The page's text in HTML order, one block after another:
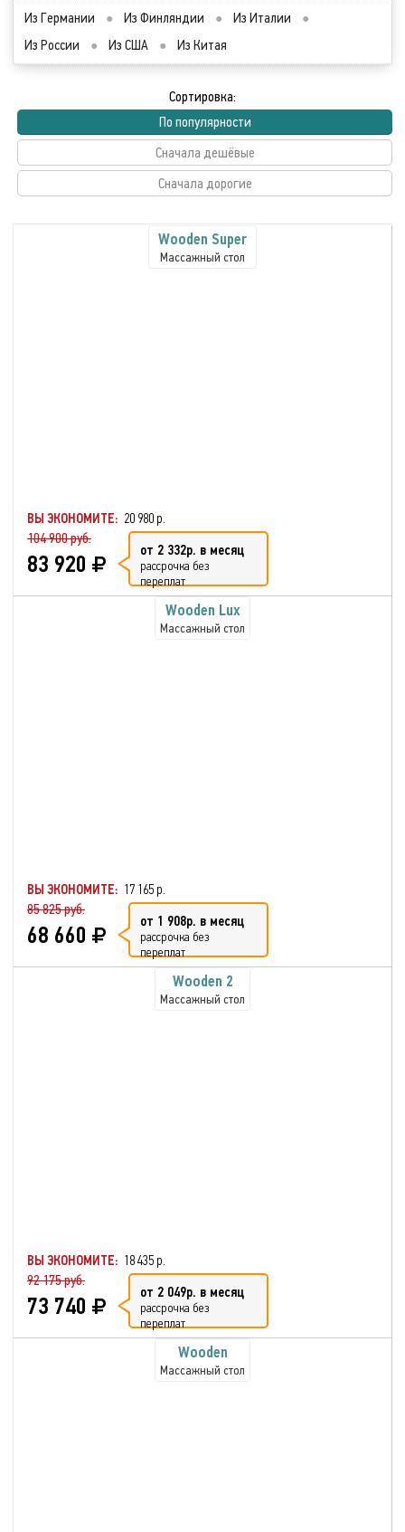
Из Германии ● Из Финляндии ● Из Италии
●
Из России
● Из США ● Из Китая
Сортировка:
По популярности
Сначала дешёвые
Сначала дорогие
Wooden Super
Массажный стол
ВЫ ЭКОНОМИТЕ: 20 980 р.
104 900 руб.
83 920 от 2 332р. в месяц
рассрочка без
переплат
Wooden Lux
Массажный стол
ВЫ ЭКОНОМИТЕ: 17 165 р.
85 825 руб.
68 660 от 1 908р. в месяц
рассрочка без
переплат
Wooden 2
Массажный стол
ВЫ ЭКОНОМИТЕ: 18 435 р.
92 175 руб.
73 740 от 2 049р. в месяц
рассрочка без
переплат
Wooden
Массажный стол